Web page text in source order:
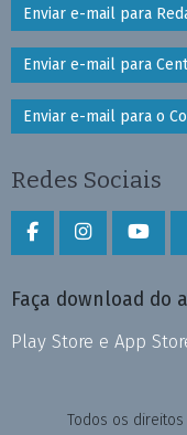
Enviar e-mail para
Enviar e-mail para
Enviar e-mail para o
Redes Sociais
Faça download do
Play Store e App
Todos os